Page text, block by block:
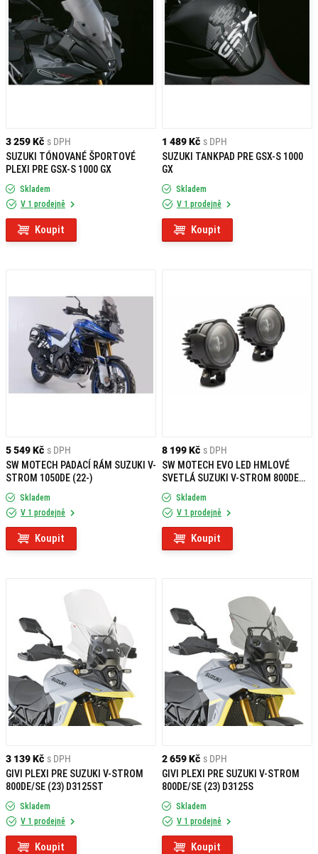
3 259 Kč s DPH
SUZUKI TÓNOVANÉ ŠPORTOVÉ
PLEXI PRE GSX-S 1000 GX
Skladem
V 1 prodejně
Koupit
1 489 Kč s DPH
SUZUKI TANKPAD PRE GSX-S 1000
GX
Skladem
V 1 prodejně
Koupit
5 549 Kč s DPH
SW MOTECH PADACÍ RÁM SUZUKI V-
STROM 1050DE (22-)
Skladem
V 1 prodejně
Koupit
8 199 Kč s DPH
SW MOTECH EVO LED HMLOVÉ
SVETLÁ SUZUKI V-STROM 800DE
(22-)
Skladem
V 1 prodejně
Koupit
3 139 Kč s DPH
GIVI PLEXI PRE SUZUKI V-STROM
800DE/SE (23) D3125ST
Skladem
V 1 prodejně
Koupit
2 659 Kč s DPH
GIVI PLEXI PRE SUZUKI V-STROM
800DE/SE (23) D3125S
Skladem
V 1 prodejně
Koupit